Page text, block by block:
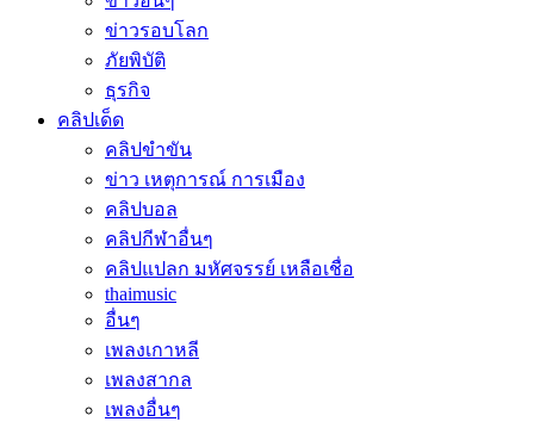
ข่าวรอบโลก
ภัยพิบัติ
ธุรกิจ
คลิปเด็ด
คลิปขำขัน
ข่าว เหตุการณ์ การเมือง
คลิปบอล
คลิปกีฬาอื่นๆ
คลิปแปลก มหัศจรรย์ เหลือเชื่อ
thaimusic
อื่นๆ
เพลงเกาหลี
เพลงสากล
เพลงอื่นๆ